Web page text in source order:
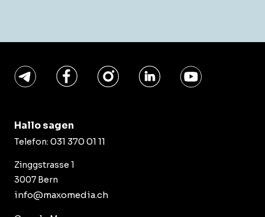
Hallo sagen
Telefon: 031 370 01 11
Zinggstrasse 1
3007 Bern
info@maxomedia.ch